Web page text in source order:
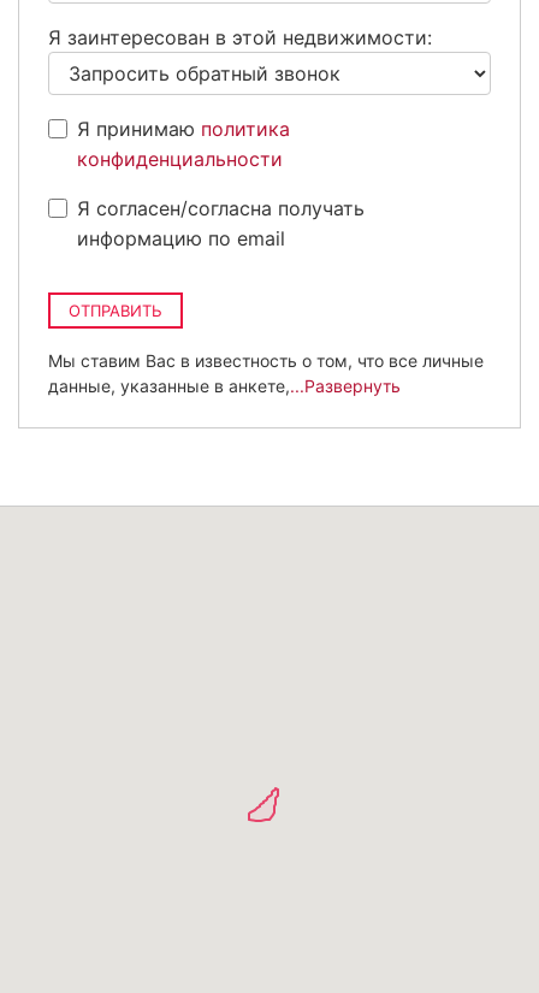
Я заинтересован в этой недвижимости:
Я принимаю политика
конфиденциальности
Я согласен/согласна получать
информацию по email
ОТПРАВИТЬ
Мы ставим Вас в известность о том, что все личные
данные, указанные в анкете,...Развернуть